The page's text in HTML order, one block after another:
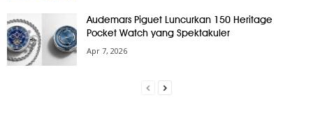
Audemars Piguet Luncurkan 150 Heritage
Pocket Watch yang Spektakuler
Apr 7, 2026